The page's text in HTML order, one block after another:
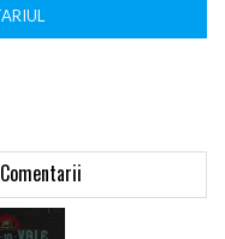
Comentarii